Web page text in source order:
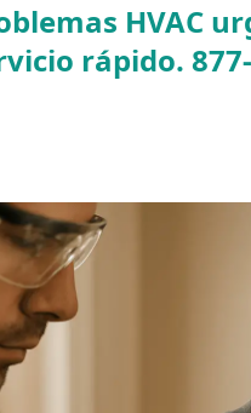
HVAC
rápido.